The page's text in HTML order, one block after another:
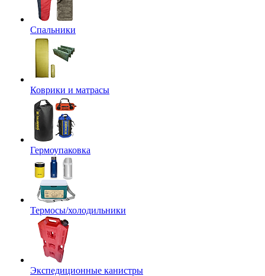
Спальники
Коврики и матрасы
Гермоупаковка
Термосы/холодильники
Экспедиционные канистры